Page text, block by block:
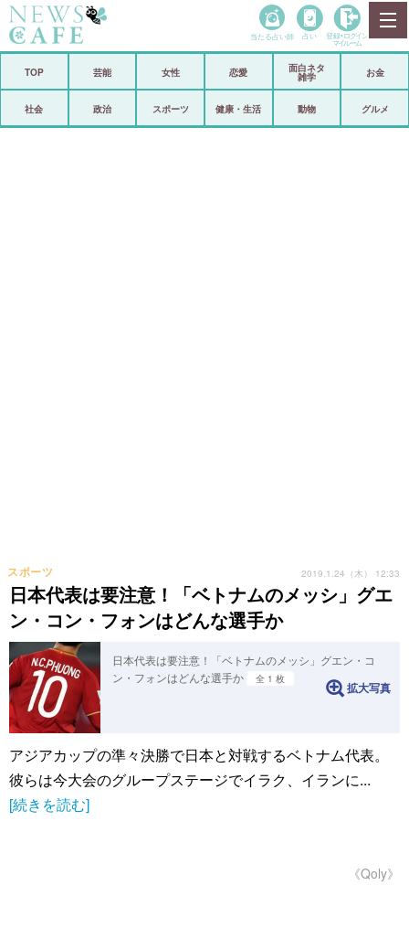
政治
当たる占い師 占い 登録• ログイン
マイルーム
TOP 芸能 女性 恋愛
面白ネタ
雑学
お金
社会 政治 スポーツ 健康・生活 動物 グルメ
日本代表は要注意！「ベトナムのメッシ」グエ
ン・コン・フォンはどんな選手か
スポーツ 2019.1.24（木） 12:33
日本代表は要注意！「ベトナムのメッシ」グエン・コ
ン・フォンはどんな選手か
全 1 枚
拡大写真
アジアカップの準々決勝で日本と対戦するベトナム代表。
彼らは今大会のグループステージでイラク、イランに...
[続きを読む]
《Qoly》